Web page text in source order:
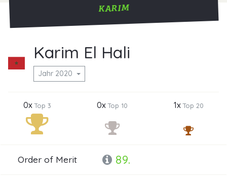
KARIM
Karim El Hali
Jahr 2020
0xTop 3 0xTop 10 1xTop 20
Order of Merit 89.